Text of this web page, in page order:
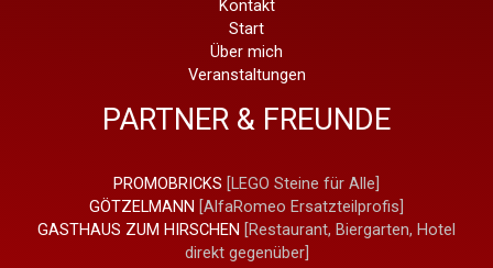
Kontakt
Start
Über mich
Veranstaltungen
PARTNER & FREUNDE
PROMOBRICKS [LEGO Steine für Alle]
GÖTZELMANN [AlfaRomeo Ersatzteilprofis]
GASTHAUS ZUM HIRSCHEN [Restaurant, Biergarten, Hotel
direkt gegenüber]